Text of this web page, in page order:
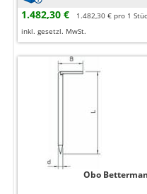
1.482,30 €
1.482,30 € pro 1
inkl. gesetzl. MwSt.
Obo